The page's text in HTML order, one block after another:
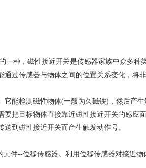
一种，磁性接近开关是传感器家族中众多种
过传感器与物体之间的位置关系变化，将
能检测磁性物体(一般为久磁铁)，然后产
把目标物体直接靠近磁性接近开关的感应
到磁性接近开关而产生触发动作号。
件--位移传感器。利用位移传感器对接近